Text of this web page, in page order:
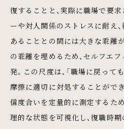
復することと、実際に職場で要
ーや対人関係のストレスに耐え
あることとの間には大きな乖離
の乖離を埋めるため、セルフエ
発。この尺度は、「職場に戻って
摩擦に適切に対処することがで
信度合いを定量的に測定するた
理的な状態を可視化し、復職時